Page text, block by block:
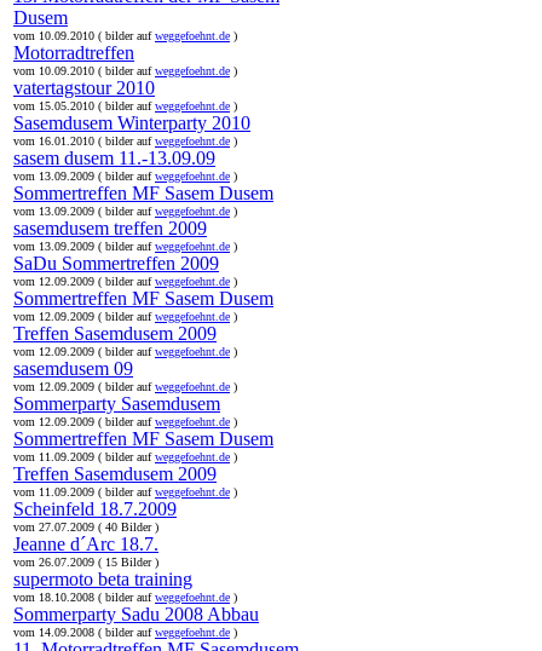
Dusem
vom 10.09.2010 ( bilder aufweggefoehnt.de )
Motorradtreffen
vom 10.09.2010 ( bilder aufweggefoehnt.de )
vatertagstour 2010
vom 15.05.2010 ( bilder aufweggefoehnt.de )
Sasemdusem Winterparty 2010
vom 16.01.2010 ( bilder aufweggefoehnt.de )
sasem dusem 11.-13.09.09
vom 13.09.2009 ( bilder aufweggefoehnt.de )
Sommertreffen MF Sasem Dusem
vom 13.09.2009 ( bilder aufweggefoehnt.de )
sasemdusem treffen 2009
vom 13.09.2009 ( bilder aufweggefoehnt.de )
SaDu Sommertreffen 2009
vom 12.09.2009 ( bilder aufweggefoehnt.de )
Sommertreffen MF Sasem Dusem
vom 12.09.2009 ( bilder aufweggefoehnt.de )
Treffen Sasemdusem 2009
vom 12.09.2009 ( bilder aufweggefoehnt.de )
sasemdusem 09
vom 12.09.2009 ( bilder aufweggefoehnt.de )
Sommerparty Sasemdusem
vom 12.09.2009 ( bilder aufweggefoehnt.de )
Sommertreffen MF Sasem Dusem
vom 11.09.2009 ( bilder aufweggefoehnt.de )
Treffen Sasemdusem 2009
vom 11.09.2009 ( bilder aufweggefoehnt.de )
Scheinfeld 18.7.2009
vom 27.07.2009 ( 40 Bilder )
Jeanne d´Arc 18.7.
vom 26.07.2009 ( 15 Bilder )
supermoto beta training
vom 18.10.2008 ( bilder aufweggefoehnt.de )
Sommerparty Sadu 2008 Abbau
vom 14.09.2008 ( bilder aufweggefoehnt.de )